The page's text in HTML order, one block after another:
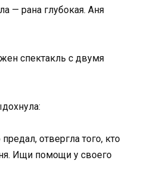
— рана глубокая. Аня
спектакль с двумя
отвергла того, кто
Ищи помощи у своего